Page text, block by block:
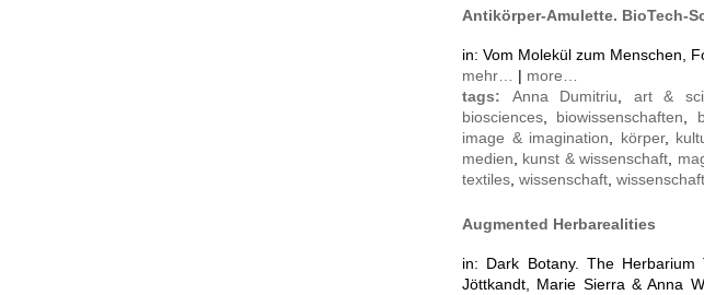
Antikörper-Amulette. BioTech-
in: Vom Molekül zum Menschen,
mehr…
| more…
tags: Anna Dumitriu art &
biosciences
biowissenschaften
image & imagination
körper,
medien
kunst & wissenschaft
textiles wissenschaft
Augmented Herbarealities
in: Dark Botany. The
Jöttkandt, Marie Sierra & Anna